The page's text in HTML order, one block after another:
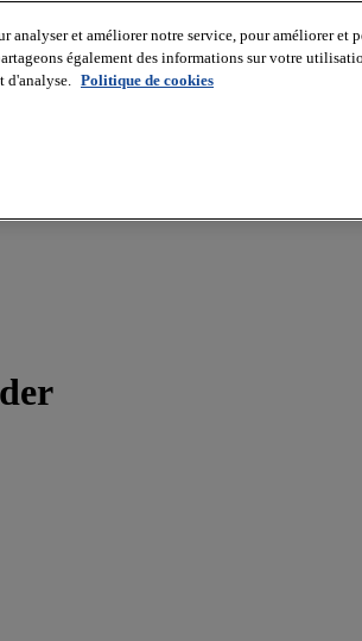
analyser et améliorer notre service, pour améliorer et
également des informations sur votre
d'analyse. Politique de cookies